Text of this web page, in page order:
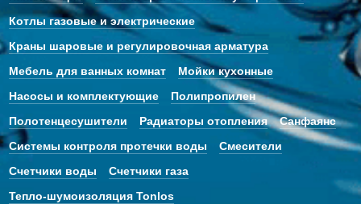
Котлы газовые и электрические
Краны шаровые и регулировочная арматура
Мебель для ванных комнат
Мойки кухонные
Насосы и комплектующие
Полипропилен
Полотенцесушители
Радиаторы отопления
Санфаянс
Системы контроля протечки воды
Смесители
Счетчики воды
Счетчики газа
Тепло-шумоизоляция Tonlos